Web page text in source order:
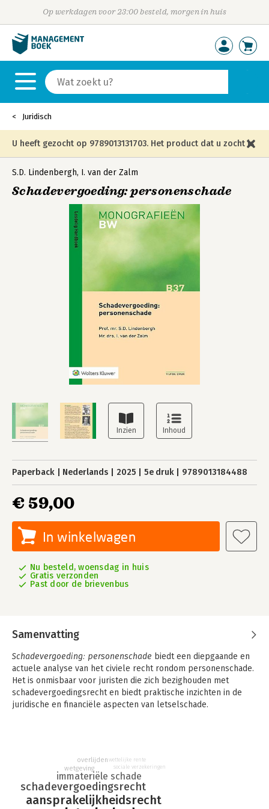
Op werkdagen voor 23:00 besteld, morgen in huis
Juridisch
U heeft gezocht op 9789013131703. Het product dat u zocht is
niet meer in die editie leverbaar en is vervangen door de
onderstaande editie.
S.D. Lindenbergh, I. van der Zalm
Schadevergoeding: personenschade
Paperback Nederlands 2025 5e druk 9789013184488
€ 59,00
In winkelwagen
Nu besteld, woensdag in huis
Gratis verzonden
Past door de brievenbus
Samenvatting
Schadevergoeding: personenschade biedt een diepgaande en
actuele analyse van het civiele recht rondom personenschade.
Het is onmisbaar voor juristen die zich bezighouden met
schadevergoedingsrecht en biedt praktische inzichten in de
juridische en financiële aspecten van letselschade.
onderdeel uit van een vijfluik binnen de reeks monografieën
over schadevergoedingsrecht. De eerste drie delen, B34,
Schadevergoeding: algemeen, deel 1 (Lindenbergh); B35,
Schadevergoeding: algemeen, deel 2 (Klaassen) en B36,
aansprakelijkheidsrecht
schadevergoedingsrecht
immateriële schade
wetgeving
overlijden wettelijke rente
sociale verzekeringen